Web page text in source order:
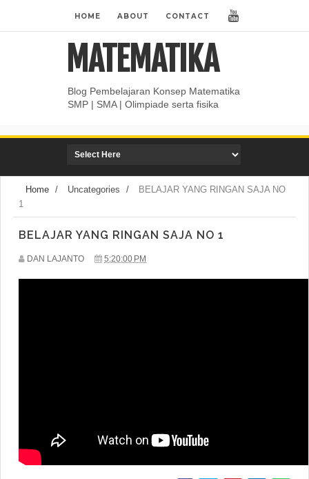
HOME ABOUT CONTACT
MATEMATIKA
Blog Pembelajaran Konsep Matematika
SMP | SMA | Olimpiade serta fisika
Home / Uncategories /
BELAJAR YANG RINGAN SAJA NO
1
BELAJAR YANG RINGAN SAJA NO 1
DAN LAJANTO 5:20:00 PM